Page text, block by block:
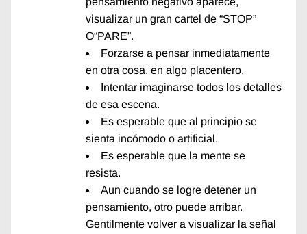
visualizar un gran cartel de “STOP”
O“PARE”.
Forzarse a pensar inmediatamente
en otra cosa, en algo placentero.
Intentar imaginarse todos los detalles
de esa escena.
Es esperable que al principio se
sienta incómodo o artificial.
Es esperable que la mente se
resista.
Aun cuando se logre detener un
pensamiento, otro puede arribar.
Gentilmente volver a visualizar la señal